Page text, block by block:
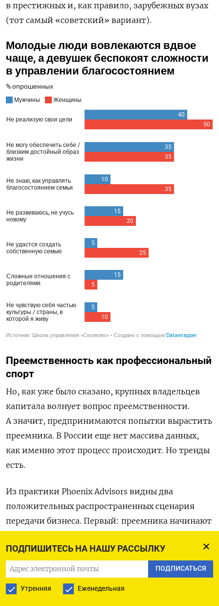
ПОДПИШИТЕСЬ НА НАШУ РАССЫЛКУ
ПОДПИСАТЬСЯ
Утренняя Еженедельная
в престижных и, как правило, зарубежных вузах
(тот самый «советский» вариант).
Преемственность как профессиональный
спорт
Но, как уже было сказано, крупных владельцев
капитала волнует вопрос преемственности.
А значит, предпринимаются попытки вырастить
преемника. В России еще нет массива данных,
как именно этот процесс происходит. Но тренды
есть.
Из практики Phoenix Advisors видны два
положительных распространенных сценария
передачи бизнеса. Первый: преемника начинают
бизнеса, ходит с родителями на советы
директоров, знаком с менеджментом. Это
тяжелое, сложное решение для родителей — как
отдать ребенка в профессиональный спорт.